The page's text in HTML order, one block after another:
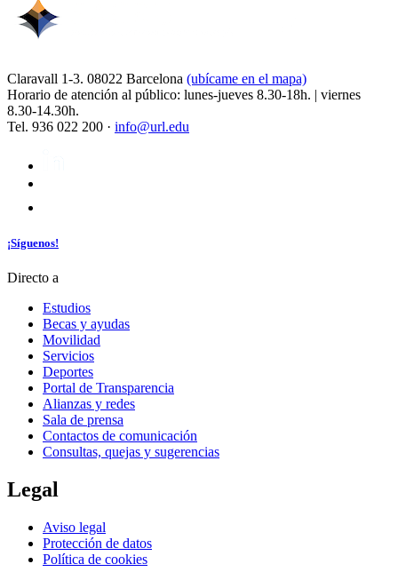
Claravall 1-3. 08022 Barcelona (ubícame en el mapa)
Horario de atención al público: lunes-jueves 8.30-18h. | viernes
8.30-14.30h.
Tel. 936 022 200 · info@url.edu
¡Síguenos!
Directo a
Estudios
Becas y ayudas
Movilidad
Servicios
Deportes
Portal de Transparencia
Alianzas y redes
Sala de prensa
Contactos de comunicación
Consultas, quejas y sugerencias
Legal
Aviso legal
Protección de datos
Política de cookies